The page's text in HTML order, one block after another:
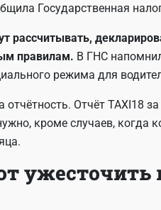
Государственная
рассчитывать,
правилам. В ГНС
режима для
Отчёт TAXI18
кроме случаев, когда
ужесточить